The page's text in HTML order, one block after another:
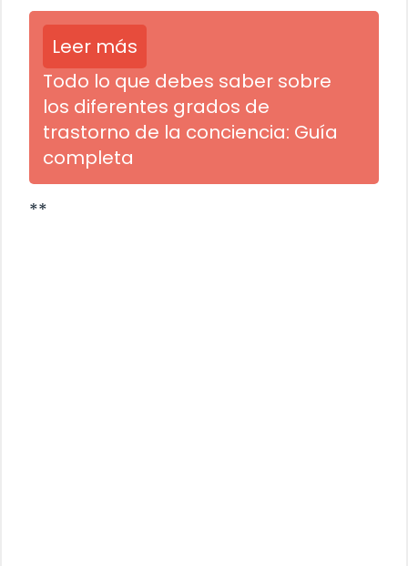
Leer más
Todo lo que debes saber sobre
los diferentes grados de
trastorno de la conciencia: Guía
completa
**